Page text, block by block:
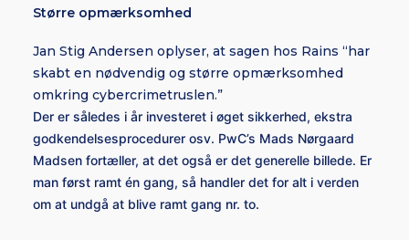
Større opmærksomhed
Jan Stig Andersen oplyser, at sagen hos Rains “har
skabt en nødvendig og større opmærksomhed
omkring cybercrimetruslen.”
Der er således i år investeret i øget sikkerhed, ekstra
godkendelsesprocedurer osv. PwC’s Mads Nørgaard
Madsen fortæller, at det også er det generelle billede. Er
man først ramt én gang, så handler det for alt i verden
om at undgå at blive ramt gang nr. to.